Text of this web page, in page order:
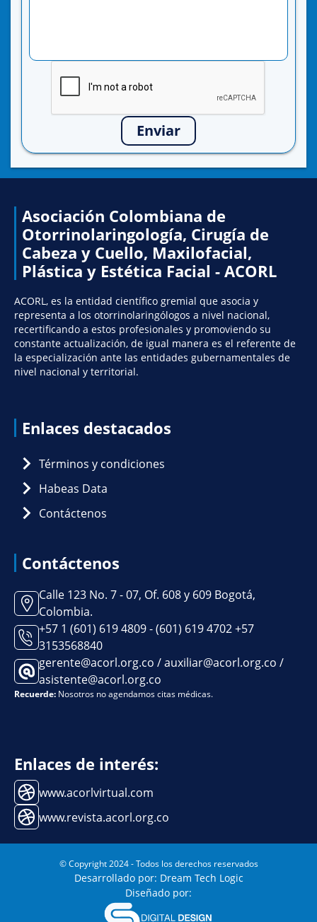
Enviar
Asociación Colombiana de
Otorrinolaringología, Cirugía de
Cabeza y Cuello, Maxilofacial,
Plástica y Estética Facial - ACORL
ACORL, es la entidad científico gremial que asocia y
representa a los otorrinolaringólogos a nivel nacional,
recertificando a estos profesionales y promoviendo su
constante actualización, de igual manera es el referente de
la especialización ante las entidades gubernamentales de
nivel nacional y territorial.
Enlaces destacados
Términos y condiciones
Habeas Data
Contáctenos
Contáctenos
Calle 123 No. 7 - 07, Of. 608 y 609 Bogotá,
Colombia.
+57 1 (601) 619 4809 - (601) 619 4702 +57
3153568840
gerente@acorl.org.co / auxiliar@acorl.org.co /
asistente@acorl.org.co
Recuerde: Nosotros no agendamos citas médicas.
Enlaces de interés:
www.acorlvirtual.com
www.revista.acorl.org.co
© Copyright 2024 - Todos los derechos reservados
Desarrollado por: Dream Tech Logic
Diseñado por: